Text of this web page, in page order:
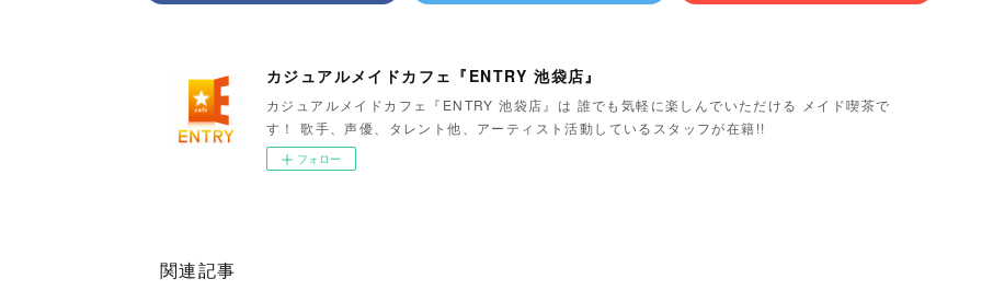
カジュアルメイドカフェ『ENTRY 池袋店』
カジュアルメイドカフェ『ENTRY 池袋店』は 誰でも気軽に楽しんでいただける メイド喫茶で
す！ 歌手、声優、タレント他、アーティスト活動しているスタッフが在籍!!
フォロー
関連記事